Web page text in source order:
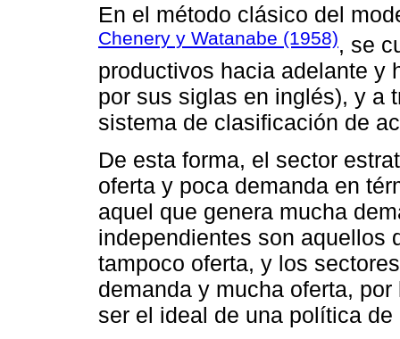
En el método clásico del
Chenery y Watanabe (1958), se
productivos hacia adelante y
por sus siglas en inglés), y a
sistema de clasificación de
De esta forma, el sector
oferta y poca demanda en
aquel que genera mucha
independientes son aquellos
tampoco oferta, y los
demanda y mucha oferta,
ser el ideal de una política